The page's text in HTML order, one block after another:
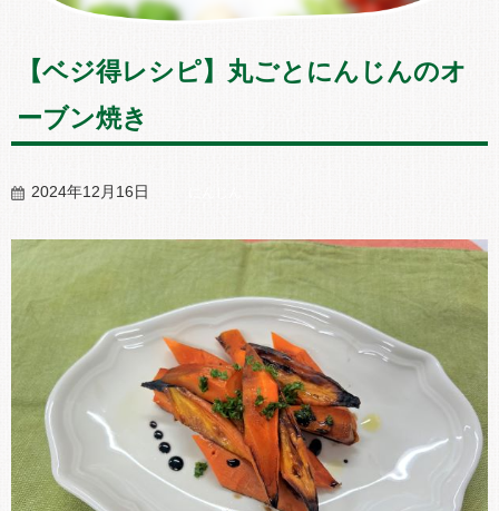
【ベジ得レシピ】丸ごとにんじんのオ
ーブン焼き
2024年12月16日